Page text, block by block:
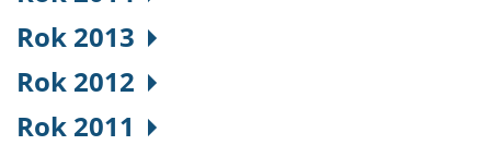
Rok 2013
Rok 2012
Rok 2011